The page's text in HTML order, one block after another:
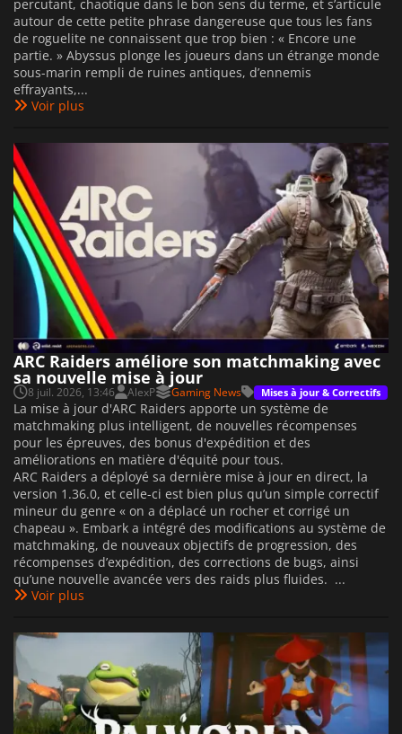
percutant, chaotique dans le bon sens du terme, et s’articule
autour de cette petite phrase dangereuse que tous les fans
de roguelite ne connaissent que trop bien : « Encore une
partie. » Abyssus plonge les joueurs dans un étrange monde
sous-marin rempli de ruines antiques, d’ennemis
effrayants,...
Voir plus
ARC Raiders améliore son matchmaking avec
sa nouvelle mise à jour
8 juil. 2026, 13:46 AlexP Gaming News Mises à jour & Correctifs
La mise à jour d'ARC Raiders apporte un système de
matchmaking plus intelligent, de nouvelles récompenses
pour les épreuves, des bonus d'expédition et des
améliorations en matière d'équité pour tous.
ARC Raiders a déployé sa dernière mise à jour en direct, la
version 1.36.0, et celle-ci est bien plus qu’un simple correctif
mineur du genre « on a déplacé un rocher et corrigé un
chapeau ». Embark a intégré des modifications au système de
matchmaking, de nouveaux objectifs de progression, des
récompenses d’expédition, des corrections de bugs, ainsi
qu’une nouvelle avancée vers des raids plus fluides. ...
Voir plus